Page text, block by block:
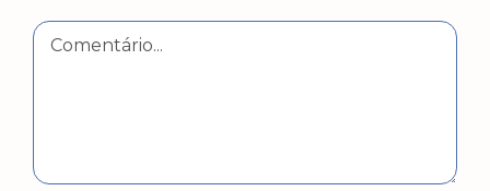
Comentário